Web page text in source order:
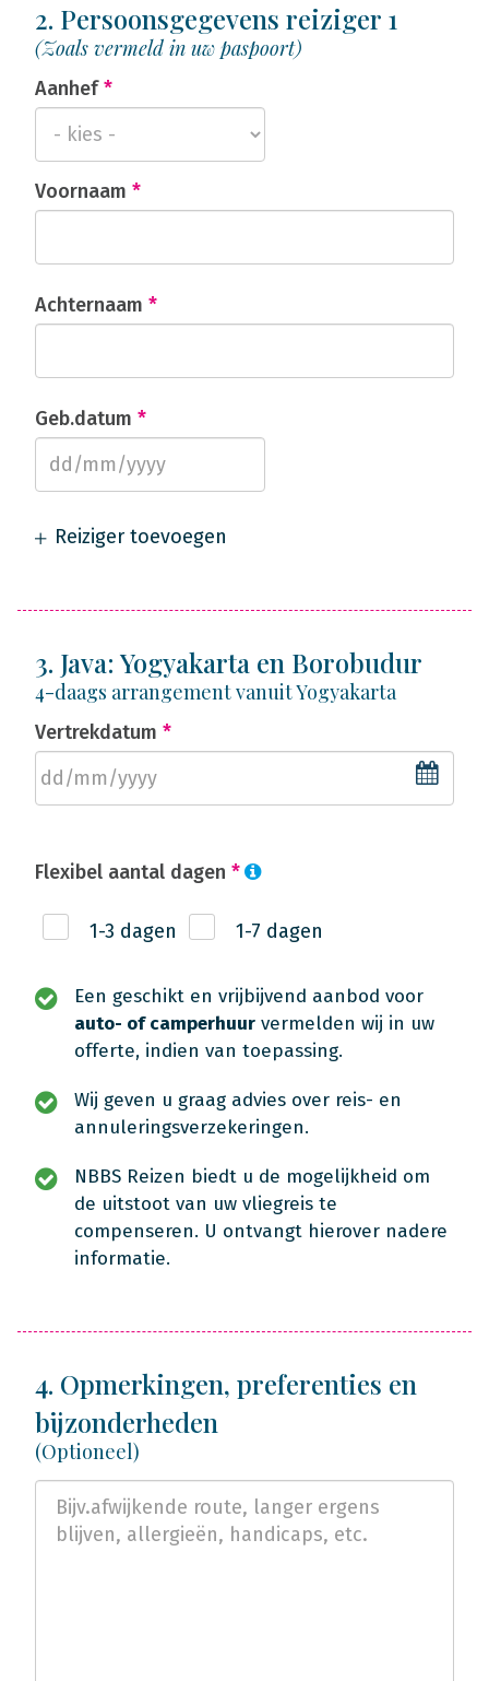
2. Persoonsgegevens reiziger 1
(Zoals vermeld in uw paspoort)
Aanhef*
Voornaam *
Achternaam *
Geb.datum *
Reiziger toevoegen
3. Java: Yogyakarta en Borobudur
4-daags arrangement vanuit Yogyakarta
Vertrekdatum *
Flexibel aantal dagen *
1-3 dagen 1-7 dagen
Een geschikt en vrijbijvend aanbod voor
auto- of camperhuur vermelden wij in uw
offerte, indien van toepassing.
Wij geven u graag advies over reis- en
annuleringsverzekeringen.
NBBS Reizen biedt u de mogelijkheid om
de uitstoot van uw vliegreis te
compenseren. U ontvangt hierover nadere
informatie.
4. Opmerkingen, preferenties en
bijzonderheden
(Optioneel)